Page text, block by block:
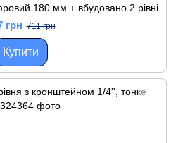
Кутомір електронний цифровий 180 мм + вбудовано 2 рівні
грн 711 грн
Купити